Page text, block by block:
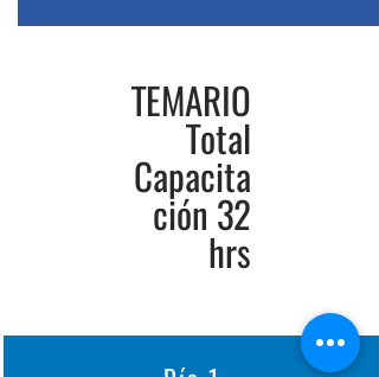
TEMARIO
Total
Capacita
ción 32
hrs